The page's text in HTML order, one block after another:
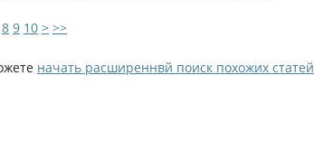
8 9 10 > >>
начать расширеннвй поиск похожих статей